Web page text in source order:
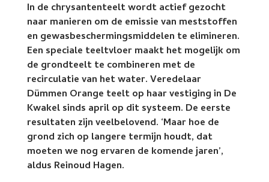
In de chrysantenteelt wordt actief gezocht
naar manieren om de emissie van meststoffen
en gewasbeschermingsmiddelen te elimineren.
Een speciale teeltvloer maakt het mogelijk om
de grondteelt te combineren met de
recirculatie van het water. Veredelaar
Dümmen Orange teelt op haar vestiging in De
Kwakel sinds april op dit systeem. De eerste
resultaten zijn veelbelovend. ‘Maar hoe de
grond zich op langere termijn houdt, dat
moeten we nog ervaren de komende jaren’,
aldus Reinoud Hagen.